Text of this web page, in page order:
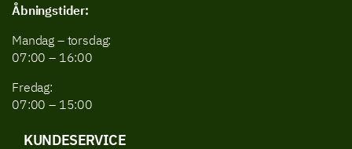
Åbningstider:
Mandag – torsdag:
07:00 – 16:00
Fredag:
07:00 – 15:00
KUNDESERVICE